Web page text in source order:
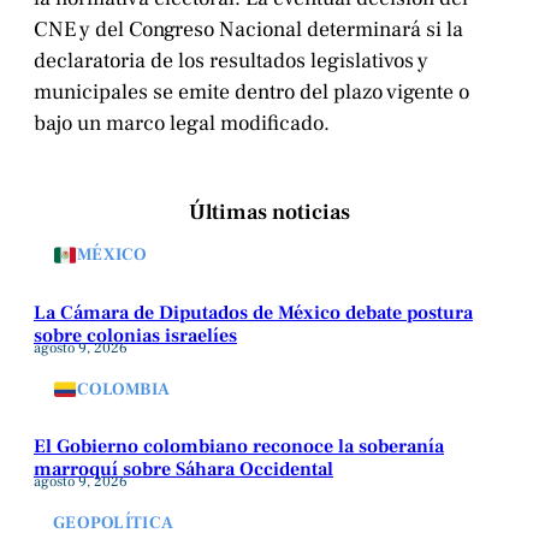
CNE y del Congreso Nacional determinará si la
declaratoria de los resultados legislativos y
municipales se emite dentro del plazo vigente o
bajo un marco legal modificado.
Últimas noticias
MÉXICO
La Cámara de Diputados de México debate postura
sobre colonias israelíes
agosto 9, 2026
COLOMBIA
El Gobierno colombiano reconoce la soberanía
marroquí sobre Sáhara Occidental
agosto 9, 2026
GEOPOLÍTICA